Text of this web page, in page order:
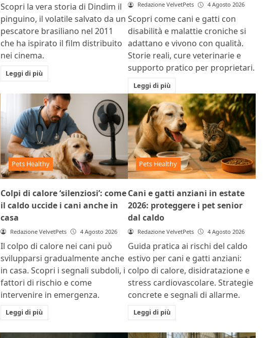
Scopri la vera storia di Dindim il
pinguino, il volatile salvato da un
pescatore brasiliano nel 2011
che ha ispirato il film distribuito
nei cinema.
Leggi di più
Redazione VelvetPets 4 Agosto 2026
Scopri come cani e gatti con
disabilità e malattie croniche si
adattano e vivono con qualità.
Storie reali, cure veterinarie e
supporto pratico per proprietari.
Leggi di più
Pets Healthy
Colpi di calore ‘silenziosi’: come
il caldo uccide i cani anche in
casa
Redazione VelvetPets 4 Agosto 2026
Il colpo di calore nei cani può
svilupparsi gradualmente anche
in casa. Scopri i segnali subdoli, i
fattori di rischio e come
intervenire in emergenza.
Leggi di più
Pets Healthy
Cani e gatti anziani in estate
2026: proteggere i pet senior
dal caldo
Redazione VelvetPets 4 Agosto 2026
Guida pratica ai rischi del caldo
estivo per cani e gatti anziani:
colpo di calore, disidratazione e
stress cardiovascolare. Strategie
concrete e segnali di allarme.
Leggi di più